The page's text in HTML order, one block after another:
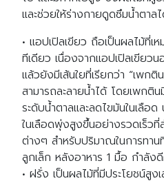
และช่วยให้ร่างกายดูดซึมน้ำตาล
• แอปเปิลเขียว ถือเป็นผลไม้ที่เ
ทีเดียว เนื่องจากแอปเปิลเขียว
แล้วยังมีเส้นใยที่เรียกว่า “เพกติ
สามารถละลายน้ำได้ โดยเพกติ
ระดับน้ำตาลและลดไขมันในเลือ
ในเลือดพุ่งสูงขึ้นอย่างรวดเร็
ต่างๆ สำหรับปริมาณในการทาน
ลูกเล็ก หลังอาหาร 1 มื้อ กำลัง
• ฝรั่ง เป็นผลไม้ที่มีประโยชน์สูง